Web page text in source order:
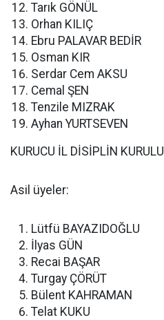
Tarık GÖNÜL
Orhan KILIÇ
Ebru PALAVAR BEDİR
Osman KIR
Serdar Cem AKSU
Cemal ŞEN
Tenzile MIZRAK
Ayhan YURTSEVEN
KURUCU İL DİSİPLİN KURULU
Asil üyeler:
Lütfü BAYAZIDOĞLU
İlyas GÜN
Recai BAŞAR
Turgay ÇÖRÜT
Bülent KAHRAMAN
Telat KUKU